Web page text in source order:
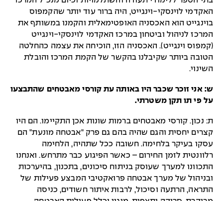
האקדמי לוינסקי-וינגייט, היה ברור עוד יותר שהקמפוס
בוינגייט הוא האכסניה האופטימאלית והקמנו במשותף את
המרכז לניהול וביטחון במרכז האקדמי לוינסקי-וינגייט
(קמפוס וינגייט). האכסניה הזו, הוכיחה את עצמה כהחלטה
הטובה ביותר שקיבלנו בהקשר של הקמת המרכז והובלת
השינוי.
ש: אני זוכר שכבר היו באותה עת קורסי מאבטחים שהתבצעו
על פי תו תקן משטרתי.
ת: נכון. קורסי מאבטחים ברמות שונות אכן התקיימו. הם היו
קצרים יחסית והגם שהיה בהם גם פרק "אבטחה מונעת" הם
עסקו בעיקר בלחימה. חשובה ככל שתהיה, הלחימה
רלוונטית לזמן החירום – כאשר הפיגוע כבר מתרחש. ואנחנו
התכוונו למערך שעוסק בניתוח סיכונים, בתכנון, בהיערכות
ובניהול של מערך אבטחה פרואקטיבי המבצע פעילות של
התראה, הרתעה וסיכול, לרבות איתור חשודים, כניסה